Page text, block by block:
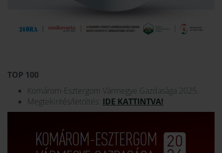
TOP 100
Komárom-Esztergom Vármegye Gazdasága 2025.
Megtekintés/letöltés: IDE KATTINTVA!